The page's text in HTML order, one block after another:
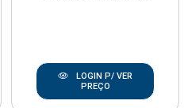
LOGIN P/ VER
PREÇO